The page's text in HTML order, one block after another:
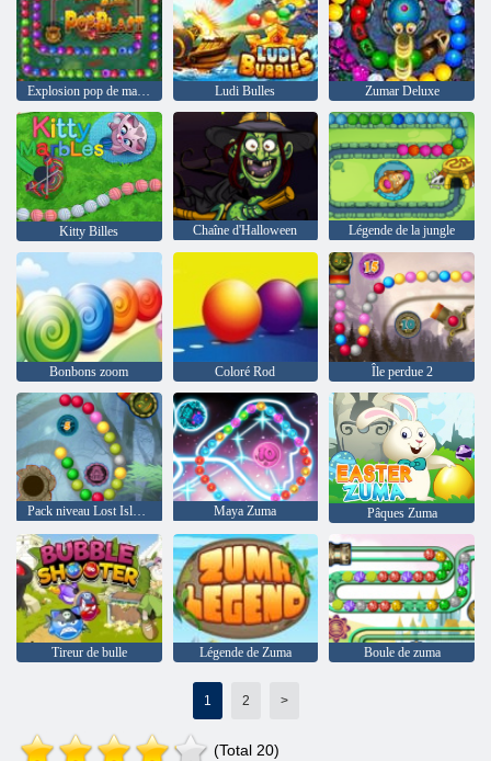
Ludi Bulles Zumar Deluxe
Kitty Billes Chaîne d'Halloween Légende de la jungle
Bonbons zoom Coloré Rod Île perdue 2
Pack niveau Lost Island Maya Zuma Pâques Zuma
Tireur de bulle Légende de Zuma Boule de zuma
1 2 >
(Total 20)